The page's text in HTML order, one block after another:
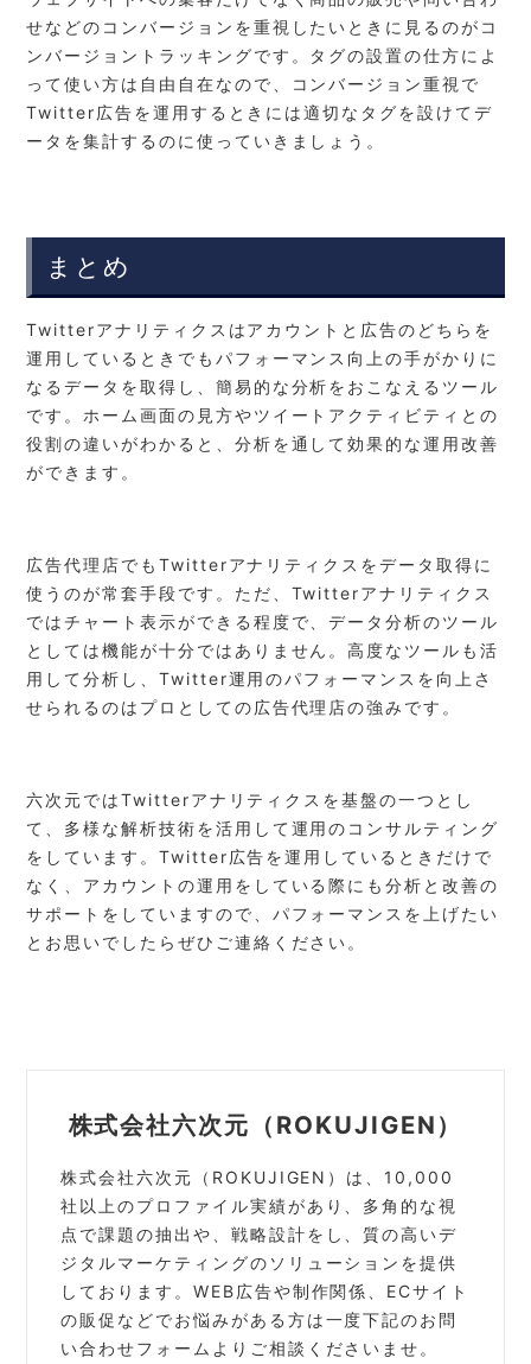
せなどのコンバージョンを重視したいときに見るのがコ
ンバージョントラッキングです。タグの設置の仕方によ
って使い方は自由自在なので、コンバージョン重視で
Twitter広告を運用するときには適切なタグを設けてデ
ータを集計するのに使っていきましょう。
まとめ
Twitterアナリティクスはアカウントと広告のどちらを
運用しているときでもパフォーマンス向上の手がかりに
なるデータを取得し、簡易的な分析をおこなえるツール
です。ホーム画面の見方やツイートアクティビティとの
役割の違いがわかると、分析を通して効果的な運用改善
ができます。
広告代理店でもTwitterアナリティクスをデータ取得に
使うのが常套手段です。ただ、Twitterアナリティクス
ではチャート表示ができる程度で、データ分析のツール
としては機能が十分ではありません。高度なツールも活
用して分析し、Twitter運用のパフォーマンスを向上さ
せられるのはプロとしての広告代理店の強みです。
六次元ではTwitterアナリティクスを基盤の一つとし
て、多様な解析技術を活用して運用のコンサルティング
をしています。Twitter広告を運用しているときだけで
なく、アカウントの運用をしている際にも分析と改善の
サポートをしていますので、パフォーマンスを上げたい
とお思いでしたらぜひご連絡ください。
株式会社六次元（ROKUJIGEN）
株式会社六次元（ROKUJIGEN）は、10,000
社以上のプロファイル実績があり、多角的な視
点で課題の抽出や、戦略設計をし、質の高いデ
ジタルマーケティングのソリューションを提供
しております。 WEB広告や制作関係、ECサイト
の販促などでお悩みがある方は一度下記のお問
い合わせフォームよりご相談くださいませ。